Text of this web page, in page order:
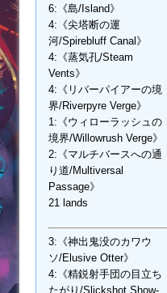
6:《島/Island》
4:《尖塔断の運
河/Spirebluff Canal》
4:《蒸気孔/Steam
Vents》
4:《リバーパイアーの境
界/Riverpyre Verge》
1:《ウィローラッシュの
境界/Willowrush Verge》
2:《マルチバースへの通
り道/Multiversal
Passage》
21 lands
3:《神出鬼没のカワウ
ソ/Elusive Otter》
4:《精鋭射手団の目立ち
たがり/Slickshot Show-